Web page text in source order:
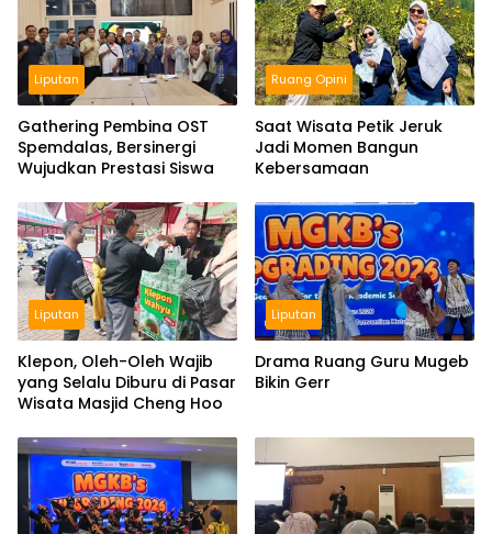
Liputan
Gathering Pembina OST
Spemdalas, Bersinergi
Wujudkan Prestasi Siswa
Ruang Opini
Saat Wisata Petik Jeruk
Jadi Momen Bangun
Kebersamaan
Liputan
Klepon, Oleh-Oleh Wajib
yang Selalu Diburu di Pasar
Wisata Masjid Cheng Hoo
Liputan
Drama Ruang Guru Mugeb
Bikin Gerr